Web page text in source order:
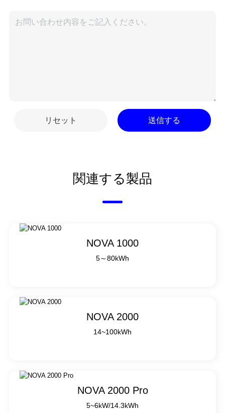
リセット 送信する
関連する製品
NOVA 1000
5～80kWh
NOVA 2000
14~100kWh
NOVA 2000 Pro
5~6kW/14.3kWh